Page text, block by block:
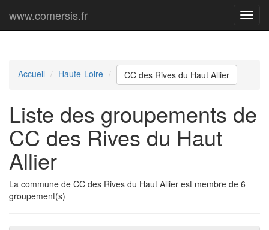
Menu
www.comersis.fr
Accueil Haute-Loire CC des Rives du Haut Allier
Liste des groupements de
CC des Rives du Haut
Allier
La commune de CC des Rives du Haut Allier est membre de 6
groupement(s)